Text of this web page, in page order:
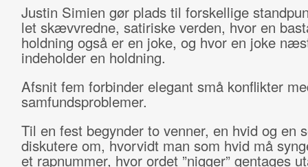
Justin Simien gør plads til forskellige
let skævvredne, satiriske verden, hvor en
holdning også er en joke, og hvor en joke
indeholder en holdning.
Afsnit fem forbinder elegant små konflikter
samfundsproblemer.
Til en fest begynder to venner, en hvid og en
diskutere om, hvorvidt man som hvid må
et rapnummer, hvor ordet ”nigger” gentages